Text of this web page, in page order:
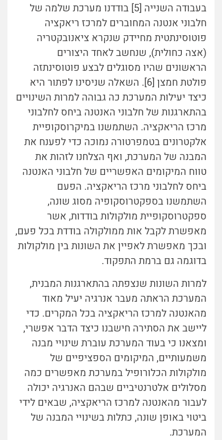
בעבודה השנייה [5] בודדנו מערכת שלמה של
חלבוני אנטנה המחוברים למרכז ריאקציה
פוטוסינתטית מחיידק שנקרא ציאנובקטריה
(אצה כחולית), שנחשב לאחד היצורים
הראשונים שהיו מסוגלים לבצע פוטוסינתזה
פולטת חמצן [6]. השאלה שניסינו לפתור היא
כיצד יעילות המערכת כה גבוהה למרות השינויים
בהתארגנות של חלבוני האנטנה ביחס לחלבוני
מרכז הריאקציה. השתמשנו במיקרוסקופיית
אלקטרונים בטמפרטורה נמוכה כדי לפענח את
המבנה של המערכת, ואף הצלחנו לזהות את
טווח המיקומים האפשריים של חלבוני האנטנה
ביחס לחלבוני מרכז הריאקציה. הפעם
השתמשנו בספקטרוסקופיה מסוג שונה,
ספקטרוסקופיית מולקולות בודדות, אשר
מאפשרת לקבל אות ממולקולה בודדת בכל פעם,
ובכך מאפשרת לאפיין את השונות בין מולקולות
בדוגמה גם ברמת התפקוד.
למרות השונות שנצפתה בהתארגנות המבנית,
המערכת הראתה מעבר אנרגיה יעיל מאוד
מהאנטנה למרכז הריאקציה בכל המקרים. כדי
ליישב את הסתירה חישבנו כיצד הדבר אפשרי,
ומצאנו כי בעוד המערכת עוברת שינויי מבנה
משמעותיים, המיקומים הספציפיים של
מולקולות הכלורופיל במערכת מאפשרים כמה
מסלולים אלטרנטיביים שבהם האנרגיה יכולה
לעבור מהאנטנה למרכז הריאקציה, שבאים לידי
ביטוי באופן שונה, כתלות בשינויי המבנה של
המערכת.